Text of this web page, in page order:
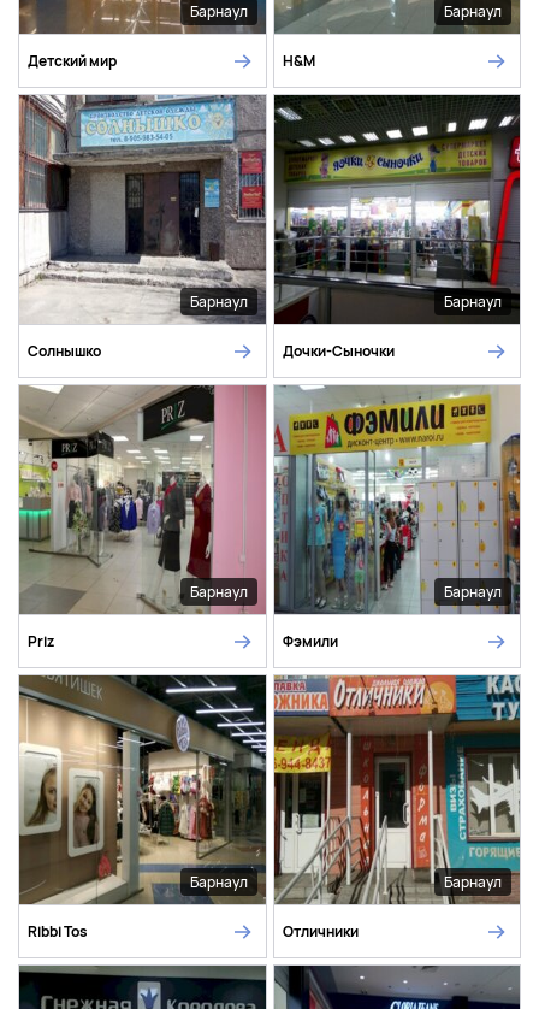
Барнаул
Детский мир
Барнаул
H&M
Барнаул
Солнышко
Барнаул
Дочки-Сыночки
Барнаул
Priz
Барнаул
Фэмили
Барнаул
Ribbi Tos
Барнаул
Отличники